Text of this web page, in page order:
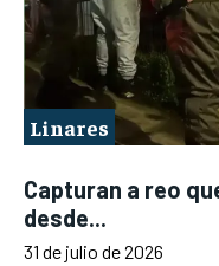
Linares
Capturan a reo
desde...
31 de julio de 2026